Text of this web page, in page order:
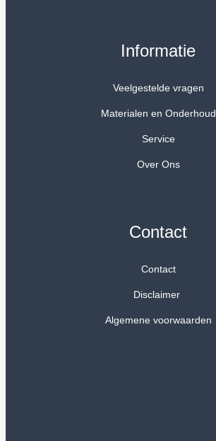
Informatie
Veelgestelde vragen
Materialen en Onderhoud
Service
Over Ons
Contact
Contact
Disclaimer
Algemene voorwaarden